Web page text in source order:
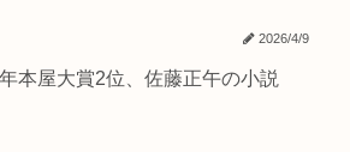
2026/4/9
本屋大賞2位、佐藤正午の小説